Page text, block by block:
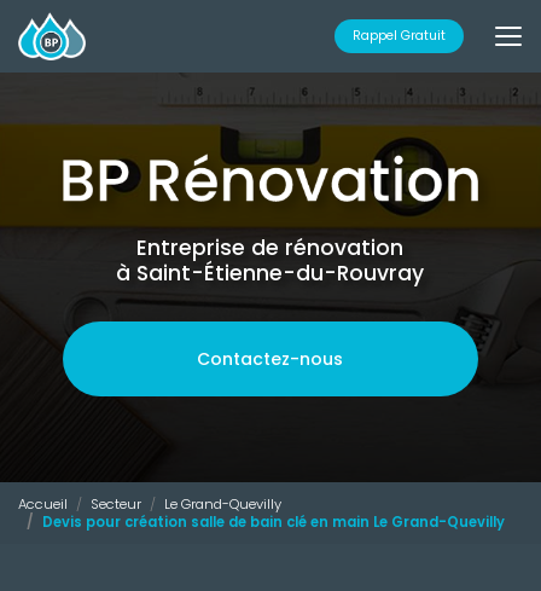
au
contenu
principal
Rappel Gratuit
Entreprise de rénovation
à Saint-Étienne-du-Rouvray
Contactez-nous
Accueil Secteur
Le Grand-Quevilly
Devis pour création salle de bain clé en main Le Grand-Quevilly